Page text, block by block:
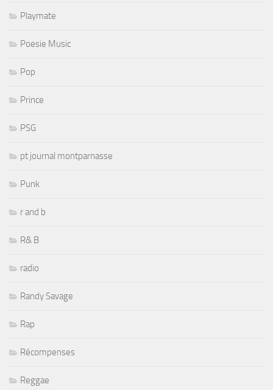
Playmate
Poesie Music
Pop
Prince
PSG
pt journal montparnasse
Punk
r and b
R& B
radio
Randy Savage
Rap
Récompenses
Reggae